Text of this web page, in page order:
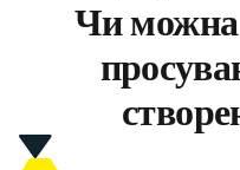
Чи можна